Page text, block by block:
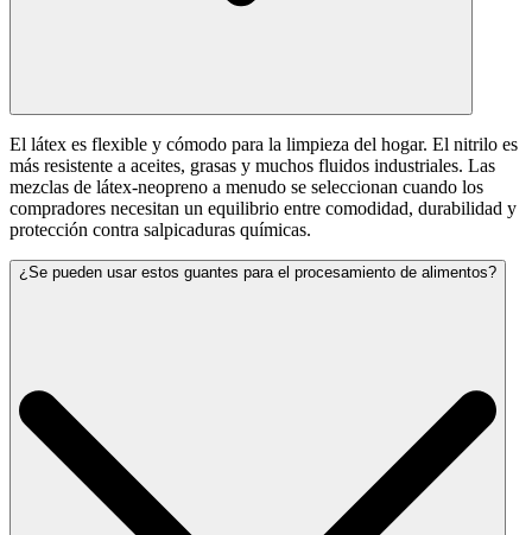
El látex es flexible y cómodo para la limpieza del hogar. El nitrilo es
más resistente a aceites, grasas y muchos fluidos industriales. Las
mezclas de látex-neopreno a menudo se seleccionan cuando los
compradores necesitan un equilibrio entre comodidad, durabilidad y
protección contra salpicaduras químicas.
¿Se pueden usar estos guantes para el procesamiento de alimentos?